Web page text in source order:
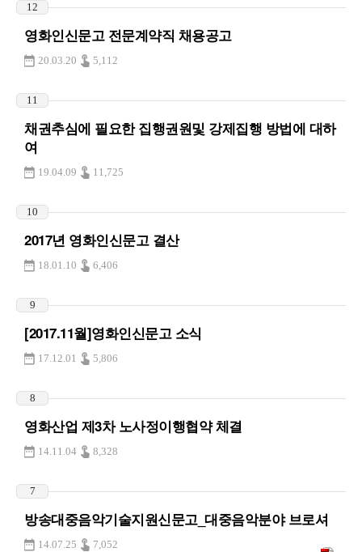
12
영화인신문고 전문계약직 채용공고
20.03.20 5,112
11
채권추심에 필요한 집행권원및 강제집행 방법에 대하
여
19.04.09 11,725
10
2017년 영화인신문고 결산
18.01.10 6,406
9
[2017.11월]영화인신문고 소식
17.12.01 5,806
8
영화산업 제3차 노사정이행협약 체결
14.11.04 8,328
7
방송대중음악기술지원신문고_대중음악분야 브로셔
14.07.25 7,052